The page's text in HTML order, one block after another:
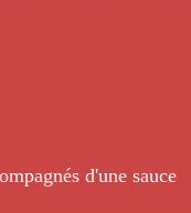
d'une sauce